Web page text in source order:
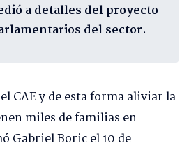
a detalles del proyecto
del sector.
CAE y de esta forma aliviar la
miles de familias en
Gabriel Boric el 10 de